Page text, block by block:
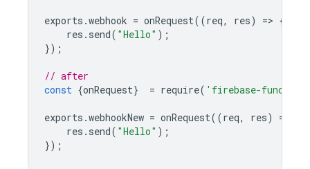
exports .webhook = onRequest((req, res) => {
res . send( "Hello" );
});
// after
const {onRequest} = require( 'firebase-
exports .webhookNew = onRequest((req, res) =
res . send( "Hello" );
});